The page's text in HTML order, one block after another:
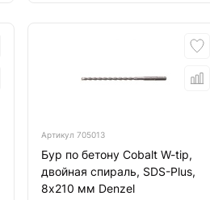
Артикул 705013
Бур по бетону Cobalt W-tip,
двойная спираль, SDS-Plus,
8х210 мм Denzel